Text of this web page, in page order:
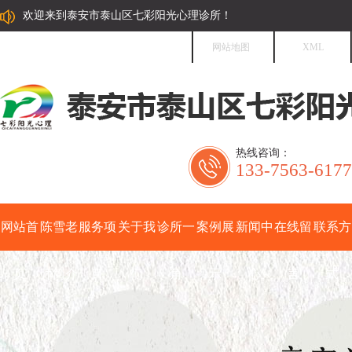
欢迎来到泰安市泰山区七彩阳光心理诊所！
网站地图 XML
热线咨询：
133-7563-6177
网站首
页
陈雪老
师简介
服务项
目
关于我
们
诊所一
角
案例展
示
新闻中
心
在线留
言
联系方
式